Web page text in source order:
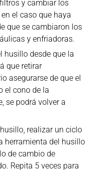
y cambiar los
el caso que haya
que se cambiaron los
y enfriadoras.
husillo desde que la
que retirar
asegurarse de que el
el cono de la
se podrá volver a
realizar un ciclo
herramienta del husillo
de cambio de
Repita 5 veces para